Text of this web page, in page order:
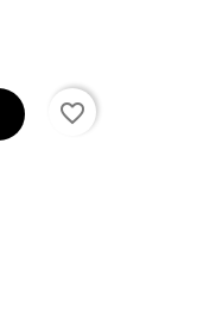
favorite_border